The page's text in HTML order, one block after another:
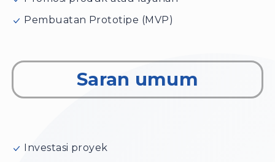
Pembuatan Prototipe (MVP)
Saran umum
Investasi proyek